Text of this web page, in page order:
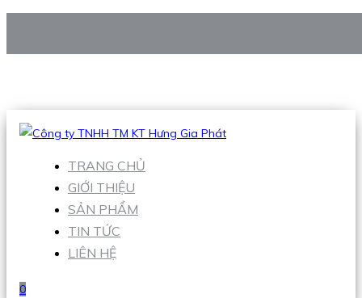
Hotline:0938 906 663
TRANG CHỦ
GIỚI THIỆU
SẢN PHẨM
TIN TỨC
LIÊN HỆ
0